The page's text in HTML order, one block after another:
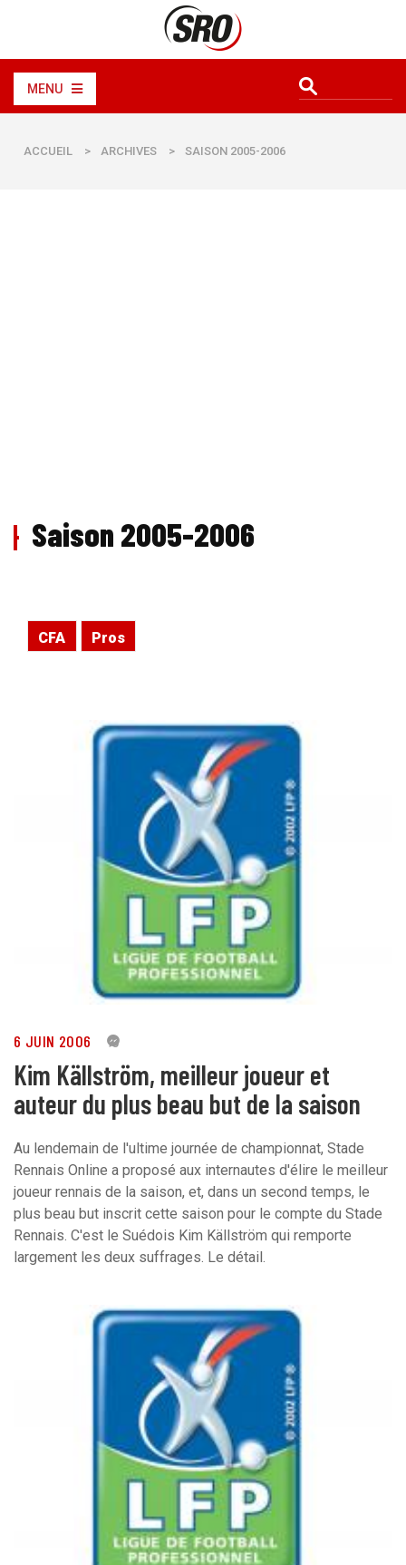
MENU
ACCUEIL > ARCHIVES > SAISON 2005-2006
Saison 2005-2006
CFA Pros
6 JUIN 2006 0
Kim Källström, meilleur joueur et
auteur du plus beau but de la saison
Au lendemain de l'ultime journée de championnat, Stade
Rennais Online a proposé aux internautes d'élire le meilleur
joueur rennais de la saison, et, dans un second temps, le
plus beau but inscrit cette saison pour le compte du Stade
Rennais. C'est le Suédois Kim Källström qui remporte
largement les deux suffrages. Le détail.